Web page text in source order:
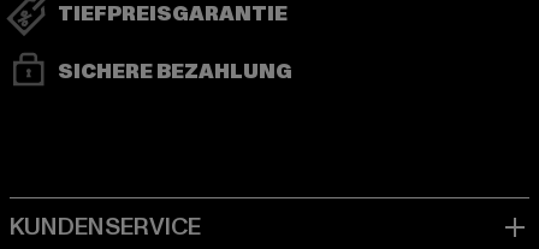
TIEFPREISGARANTIE
SICHERE BEZAHLUNG